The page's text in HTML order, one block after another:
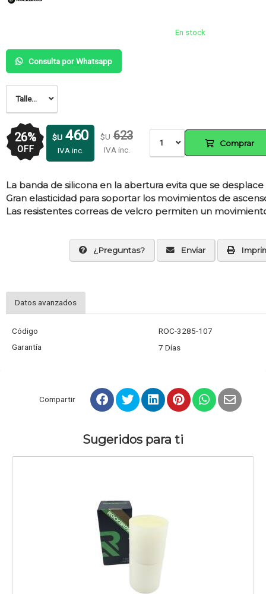
En stock
Consulta por Whatsapp
Talle...
26%
OFF
$U 623
IVA inc.
$U 460
IVA inc.
1 Comprar
La banda de silicona en la abertura evita que se
Gran elasticidad para soportar los movimientos de
Las resistentes correas de velcro permiten un
¿Preguntas? Enviar
Datos avanzados
Código
ROC-3285-107
Garantía
7 Días
Compartir
Sugeridos para ti